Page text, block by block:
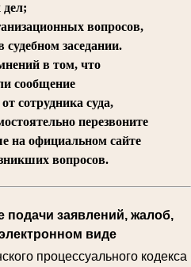
дел;
вопросов,
заседании.
в том, что
сообщение
сотрудника суда,
перезвоните
на официальном сайте
вопросов.
заявлений, жалоб,
виде
процессуального кодекса